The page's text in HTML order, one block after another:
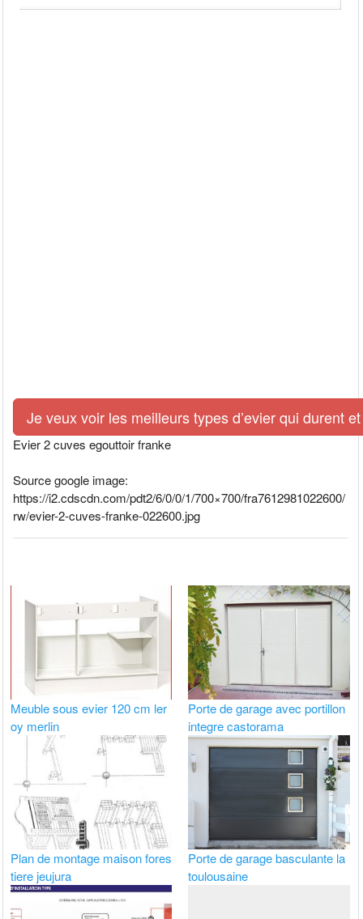
Je veux voir les meilleurs types d’evier qui durent
Evier 2 cuves egouttoir franke
Source google image:
https://i2.cdscdn.com/pdt2/6/0/0/1/700×700/fra7612981022600/
rw/evier-2-cuves-franke-022600.jpg
Meuble sous evier 120 cm ler
oy merlin
Porte de garage avec portillon
integre castorama
Plan de montage maison fores
tiere jeujura
Porte de garage basculante la
toulousaine